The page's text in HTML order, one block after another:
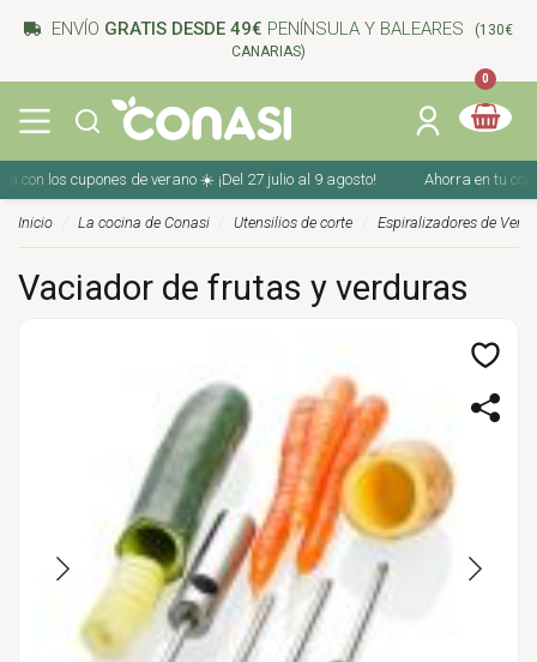
ENVÍO GRATIS DESDE 49€ PENÍNSULA Y BALEARES
(130€
CANARIAS)
0
los cupones de verano ☀️ ¡Del 27 julio al 9 agosto! Ahorra en tu
Inicio La cocina de Conasi Utensilios de corte Espiralizadores de
Vaciador de frutas y verduras